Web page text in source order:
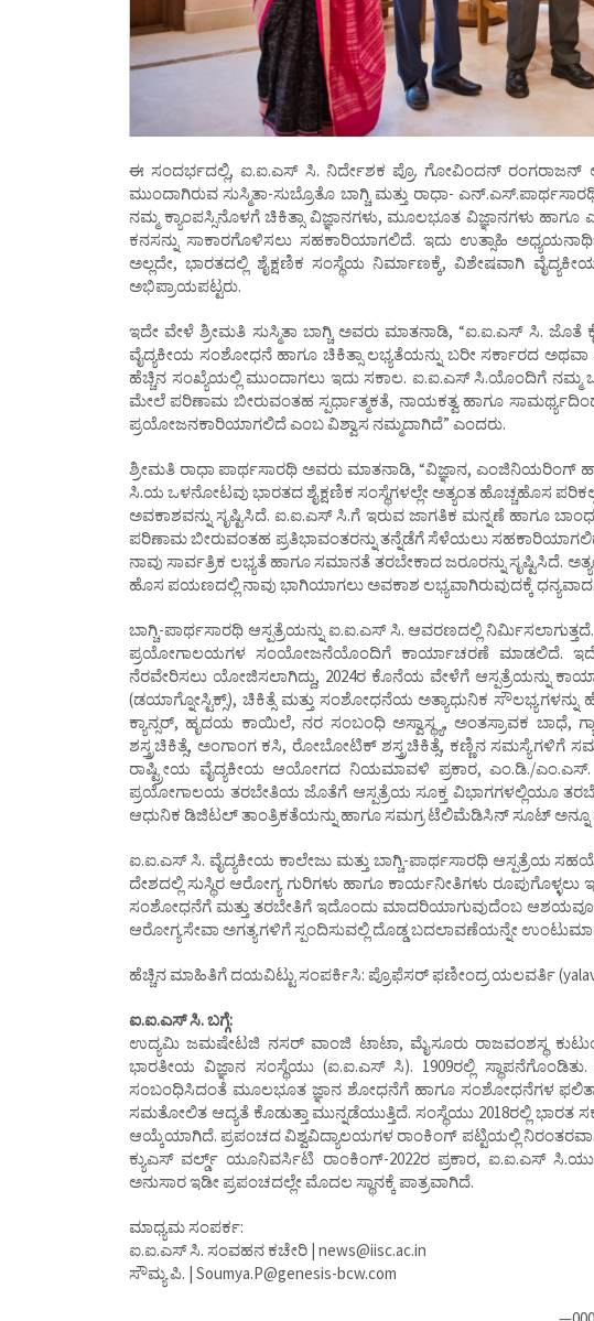
ಈ ಸಂದರ್ಭದಲ್ಲಿ, ಐ.ಐ.ಎಸ್ ಸಿ. ನಿರ್ದೇಶಕ ಪ್ರೊ. ಗೋವಿಂದನ್ ರಂಗರಾಜನ್
ಮುಂದಾಗಿರುವ ಸುಸ್ಮಿತಾ-ಸುಬ್ರೊತೊ ಬಾಗ್ಚಿ ಮತ್ತು ರಾಧಾ-
ನಮ್ಮ ಕ್ಯಾಂಪಸ್ಸಿನೊಳಗೆ ಚಿಕಿತ್ಸಾ ವಿಜ್ಞಾನಗಳು, ಮೂಲಭೂತ ವಿಜ್ಞಾನಗಳು
ಕನಸನ್ನು ಸಾಕಾರಗೊಳಿಸಲು ಸಹಕಾರಿಯಾಗಲಿದೆ. ಇದು ಉತ್ಸಾಹಿ
ಅಲ್ಲದೇ, ಭಾರತದಲ್ಲಿ ಶೈಕ್ಷಣಿಕ ಸಂಸ್ಥೆಯ ನಿರ್ಮಾಣಕ್ಕೆ, ವಿಶೇಷವಾಗಿ
ಅಭಿಪ್ರಾಯಪಟ್ಟರು.
ಇದೇ ವೇಳೆ ಶ್ರೀಮತಿ ಸುಸ್ಮಿತಾ ಬಾಗ್ಚಿ ಅವರು ಮಾತನಾಡಿ, “ಐ.ಐ.ಎಸ್ ಸಿ. ಜೊತೆ
ವೈದ್ಯಕೀಯ ಸಂಶೋಧನೆ ಹಾಗೂ ಚಿಕಿತ್ಸಾ ಲಭ್ಯತೆಯನ್ನು ಬರೀ ಸರ್ಕಾರದ
ಹೆಚ್ಚಿನ ಸಂಖ್ಯೆಯಲ್ಲಿ ಮುಂದಾಗಲು ಇದು ಸಕಾಲ. ಐ.ಐ.ಎಸ್ ಸಿ.ಯೊಂದಿಗೆ ನಮ್ಮ
ಮೇಲೆ ಪರಿಣಾಮ ಬೀರುವಂತಹ ಸ್ಪರ್ಧಾತ್ಮಕತೆ, ನಾಯಕತ್ವ ಹಾಗೂ
ಪ್ರಯೋಜನಕಾರಿಯಾಗಲಿದೆ ಎಂಬ ವಿಶ್ವಾಸ ನಮ್ಮದಾಗಿದೆ” ಎಂದರು.
ಶ್ರೀಮತಿ ರಾಧಾ ಪಾರ್ಥಸಾರಥಿ ಅವರು ಮಾತನಾಡಿ, “ವಿಜ್ಞಾನ, ಎಂಜಿನಿಯರಿಂಗ್
ಸಿ.ಯ ಒಳನೋಟವು ಭಾರತದ ಶೈಕ್ಷಣಿಕ ಸಂಸ್ಥೆಗಳಲ್ಲೇ ಅತ್ಯಂತ ಹೊಚ್ಚಹೊಸ
ಅವಕಾಶವನ್ನು ಸೃಷ್ಟಿಸಿದೆ. ಐ.ಐ.ಎಸ್ ಸಿ.ಗೆ ಇರುವ ಜಾಗತಿಕ ಮನ್ನಣೆ ಹಾಗೂ
ಪರಿಣಾಮ ಬೀರುವಂತಹ ಪ್ರತಿಭಾವಂತರನ್ನು ತನ್ನೆಡೆಗೆ ಸೆಳೆಯಲು
ನಾವು ಸಾರ್ವತ್ರಿಕ ಲಭ್ಯತೆ ಹಾಗೂ ಸಮಾನತೆ ತರಬೇಕಾದ ಜರೂರನ್ನು ಸೃಷ್ಟಿಸಿದೆ.
ಹೊಸ ಪಯಣದಲ್ಲಿ ನಾವು ಭಾಗಿಯಾಗಲು ಅವಕಾಶ ಲಭ್ಯವಾಗಿರುವುದಕ್ಕೆ
ಬಾಗ್ಚಿ-ಪಾರ್ಥಸಾರಥಿ ಆಸ್ಪತ್ರೆಯನ್ನು ಐ.ಐ.ಎಸ್ ಸಿ. ಆವರಣದಲ್ಲಿ
ಪ್ರಯೋಗಾಲಯಗಳ ಸಂಯೋಜನೆಯೊಂದಿಗೆ ಕಾರ್ಯಾಚರಣೆ ಮಾಡಲಿದೆ.
ನೆರವೇರಿಸಲು ಯೋಜಿಸಲಾಗಿದ್ದು, 2024ರ ಕೊನೆಯ ವೇಳೆಗೆ ಆಸ್ಪತ್ರೆಯನ್ನು
(ಡಯಾಗ್ನೋಸ್ಟಿಕ್ಸ್), ಚಿಕಿತ್ಸೆ ಮತ್ತು ಸಂಶೋಧನೆಯ ಅತ್ಯಾಧುನಿಕ ಸೌಲಭ್ಯಗಳನ್ನು
ಕ್ಯಾನ್ಸರ್, ಹೃದಯ ಕಾಯಿಲೆ, ನರ ಸಂಬಂಧಿ ಅಸ್ವಾಸ್ಥ್ಯ, ಅಂತಸ್ರಾವಕ ಬಾಧೆ,
ಶಸ್ತ್ರಚಿಕಿತ್ಸೆ, ಅಂಗಾಂಗ ಕಸಿ, ರೋಬೋಟಿಕ್ ಶಸ್ತ್ರಚಿಕಿತ್ಸೆ, ಕಣ್ಣಿನ ಸಮಸ್ಯೆಗಳಿಗೆ
ರಾಷ್ಟ್ರೀಯ ವೈದ್ಯಕೀಯ ಆಯೋಗದ ನಿಯಮಾವಳಿ ಪ್ರಕಾರ, ಎಂ.ಡಿ./ಎಂ.ಎಸ್.
ಪ್ರಯೋಗಾಲಯ ತರಬೇತಿಯ ಜೊತೆಗೆ ಆಸ್ಪತ್ರೆಯ ಸೂಕ್ತ ವಿಭಾಗಗಳಲ್ಲಿಯೂ
ಆಧುನಿಕ ಡಿಜಿಟಲ್ ತಾಂತ್ರಿಕತೆಯನ್ನು ಹಾಗೂ ಸಮಗ್ರ ಟೆಲಿಮೆಡಿಸಿನ್ ಸೂಟ್
ಐ.ಐ.ಎಸ್ ಸಿ. ವೈದ್ಯಕೀಯ ಕಾಲೇಜು ಮತ್ತು ಬಾಗ್ಚಿ-ಪಾರ್ಥಸಾರಥಿ ಆಸ್ಪತ್ರೆಯ
ದೇಶದಲ್ಲಿ ಸುಸ್ಥಿರ ಆರೋಗ್ಯ ಗುರಿಗಳು ಹಾಗೂ ಕಾರ್ಯನೀತಿಗಳು ರೂಪುಗೊಳ್ಳಲು
ಸಂಶೋಧನೆಗೆ ಮತ್ತು ತರಬೇತಿಗೆ ಇದೊಂದು ಮಾದರಿಯಾಗುವುದೆಂಬ
ಆರೋಗ್ಯಸೇವಾ ಅಗತ್ಯಗಳಿಗೆ ಸ್ಪಂದಿಸುವಲ್ಲಿ ದೊಡ್ಡ ಬದಲಾವಣೆಯನ್ನೇ
ಹೆಚ್ಚಿನ ಮಾಹಿತಿಗೆ ದಯವಿಟ್ಟು ಸಂಪರ್ಕಿಸಿ: ಪ್ರೊಫೆಸರ್ ಫಣೀಂದ್ರ ಯಲವರ್ತಿ
ಐ.ಐ.ಎಸ್ ಸಿ. ಬಗ್ಗೆ:
ಉದ್ಯಮಿ ಜಮಷೇಟಜಿ ನಸರ್ ವಾಂಜಿ ಟಾಟಾ, ಮೈಸೂರು ರಾಜವಂಶಸ್ಥ
ಭಾರತೀಯ ವಿಜ್ಞಾನ ಸಂಸ್ಥೆಯು (ಐ.ಐ.ಎಸ್ ಸಿ). 1909ರಲ್ಲಿ
ಸಂಬಂಧಿಸಿದಂತೆ ಮೂಲಭೂತ ಜ್ಞಾನ ಶೋಧನೆಗೆ ಹಾಗೂ ಸಂಶೋಧನೆಗಳ
ಸಮತೋಲಿತ ಆದ್ಯತೆ ಕೊಡುತ್ತಾ ಮುನ್ನಡೆಯುತ್ತಿದೆ. ಸಂಸ್ಥೆಯು 2018ರಲ್ಲಿ
ಆಯ್ಕೆಯಾಗಿದೆ. ಪ್ರಪಂಚದ ವಿಶ್ವವಿದ್ಯಾಲಯಗಳ ರಾಂಕಿಂಗ್ ಪಟ್ಟಿಯಲ್ಲಿ ನಿರಂತರವಾಗಿ
ಕ್ಯುಎಸ್ ವರ್ಲ್ಡ್ ಯೂನಿವರ್ಸಿಟಿ ರಾಂಕಿಂಗ್-2022ರ ಪ್ರಕಾರ, ಐ.ಐ.ಎಸ್
ಅನುಸಾರ ಇಡೀ ಪ್ರಪಂಚದಲ್ಲೇ ಮೊದಲ ಸ್ಥಾನಕ್ಕೆ ಪಾತ್ರವಾಗಿದೆ.
ಮಾಧ್ಯಮ ಸಂಪರ್ಕ:
ಐ.ಐ.ಎಸ್ ಸಿ. ಸಂವಹನ ಕಚೇರಿ | news@iisc.ac.in
ಸೌಮ್ಯ ಪಿ. | Soumya.P@genesis-bcw.com